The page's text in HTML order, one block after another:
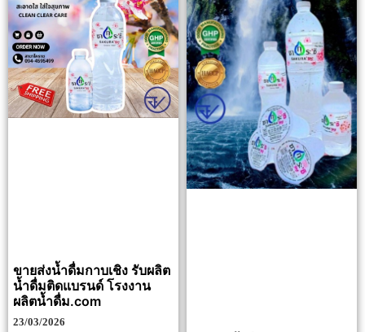
ขายส่งน้ำดื่มกาบเชิง รับผลิต
น้ำดื่มติดแบรนด์ โรงงาน
ผลิตน้ำดื่ม.com
23/03/2026